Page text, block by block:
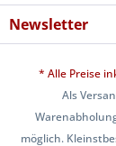
Newsletter
* Alle Preise
Als
möglich.